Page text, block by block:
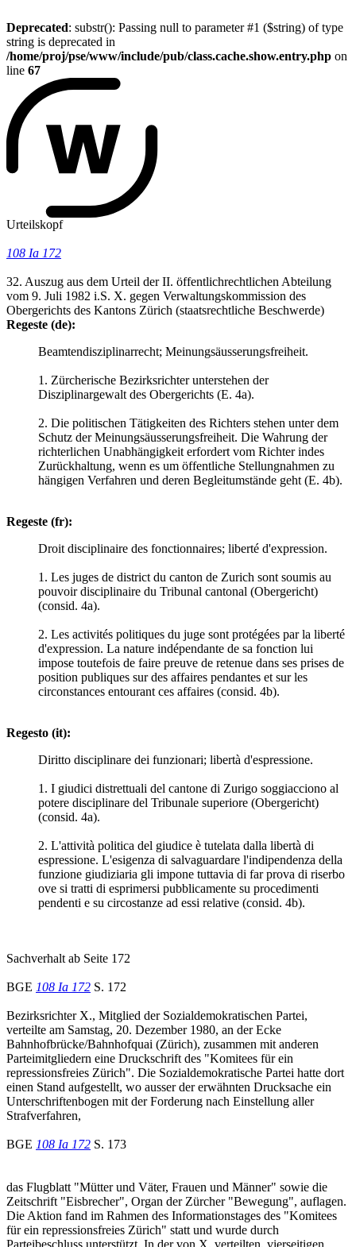
Deprecated: substr(): Passing null to parameter #1 ($string) of type
string is deprecated in
/home/proj/pse/www/include/pub/class.cache.show.entry.php on
line 67
Urteilskopf
108 Ia 172
32. Auszug aus dem Urteil der II. öffentlichrechtlichen Abteilung
vom 9. Juli 1982 i.S. X. gegen Verwaltungskommission des
Obergerichts des Kantons Zürich (staatsrechtliche Beschwerde)
Regeste (de):
Beamtendisziplinarrecht; Meinungsäusserungsfreiheit.
1. Zürcherische Bezirksrichter unterstehen der
Disziplinargewalt des Obergerichts (E. 4a).
2. Die politischen Tätigkeiten des Richters stehen unter dem
Schutz der Meinungsäusserungsfreiheit. Die Wahrung der
richterlichen Unabhängigkeit erfordert vom Richter indes
Zurückhaltung, wenn es um öffentliche Stellungnahmen zu
hängigen Verfahren und deren Begleitumstände geht (E. 4b).
Regeste (fr):
Droit disciplinaire des fonctionnaires; liberté d'expression.
1. Les juges de district du canton de Zurich sont soumis au
pouvoir disciplinaire du Tribunal cantonal (Obergericht)
(consid. 4a).
2. Les activités politiques du juge sont protégées par la liberté
d'expression. La nature indépendante de sa fonction lui
impose toutefois de faire preuve de retenue dans ses prises de
position publiques sur des affaires pendantes et sur les
circonstances entourant ces affaires (consid. 4b).
Regesto (it):
Diritto disciplinare dei funzionari; libertà d'espressione.
1. I giudici distrettuali del cantone di Zurigo soggiacciono al
potere disciplinare del Tribunale superiore (Obergericht)
(consid. 4a).
2. L'attività politica del giudice è tutelata dalla libertà di
espressione. L'esigenza di salvaguardare l'indipendenza della
funzione giudiziaria gli impone tuttavia di far prova di riserbo
ove si tratti di esprimersi pubblicamente su procedimenti
pendenti e su circostanze ad essi relative (consid. 4b).
Sachverhalt ab Seite 172
BGE 108 Ia 172 S. 172
Bezirksrichter X., Mitglied der Sozialdemokratischen Partei,
verteilte am Samstag, 20. Dezember 1980, an der Ecke
Bahnhofbrücke/Bahnhofquai (Zürich), zusammen mit anderen
Parteimitgliedern eine Druckschrift des "Komitees für ein
repressionsfreies Zürich". Die Sozialdemokratische Partei hatte dort
einen Stand aufgestellt, wo ausser der erwähnten Drucksache ein
Unterschriftenbogen mit der Forderung nach Einstellung aller
Strafverfahren,
BGE 108 Ia 172 S. 173
das Flugblatt "Mütter und Väter, Frauen und Männer" sowie die
Zeitschrift "Eisbrecher", Organ der Zürcher "Bewegung", auflagen.
Die Aktion fand im Rahmen des Informationstages des "Komitees
für ein repressionsfreies Zürich" statt und wurde durch
Parteibeschluss unterstützt. In der von X. verteilten, vierseitigen